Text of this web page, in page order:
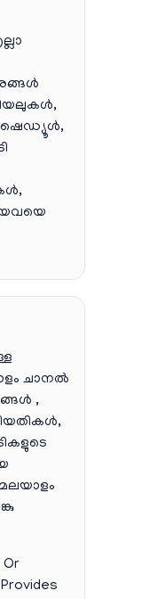
ഷെഡ്യൂൾ,
ചാനല്‍
,
Or